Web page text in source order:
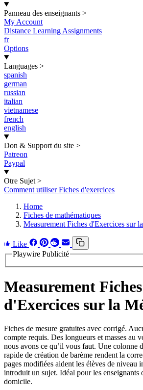
Panneau des enseignants >
My Account
Distance Learning Assignments
fr
Options
Languages >
spanish
german
russian
italian
vietnamese
french
english
Don & Support du site >
Patreon
Paypal
Otre Sujet >
Comment utiliser Fiches d'exercices
Home
Fiches de mathématiques
Measurement Fiches d'Exercices sur
Like
Playwire Publicité
Measurement Fiches
d'Exercices sur la
Fiches de mesure gratuites avec corrigé.
compte requis. Des longueurs et masses au
nous avons ce qu’il vous faut. Une colonne
rapide de création de barème rendent la
pages modifiées aident les élèves de niveau
introduit un sujet. Idéal pour les enseignants
domicile.